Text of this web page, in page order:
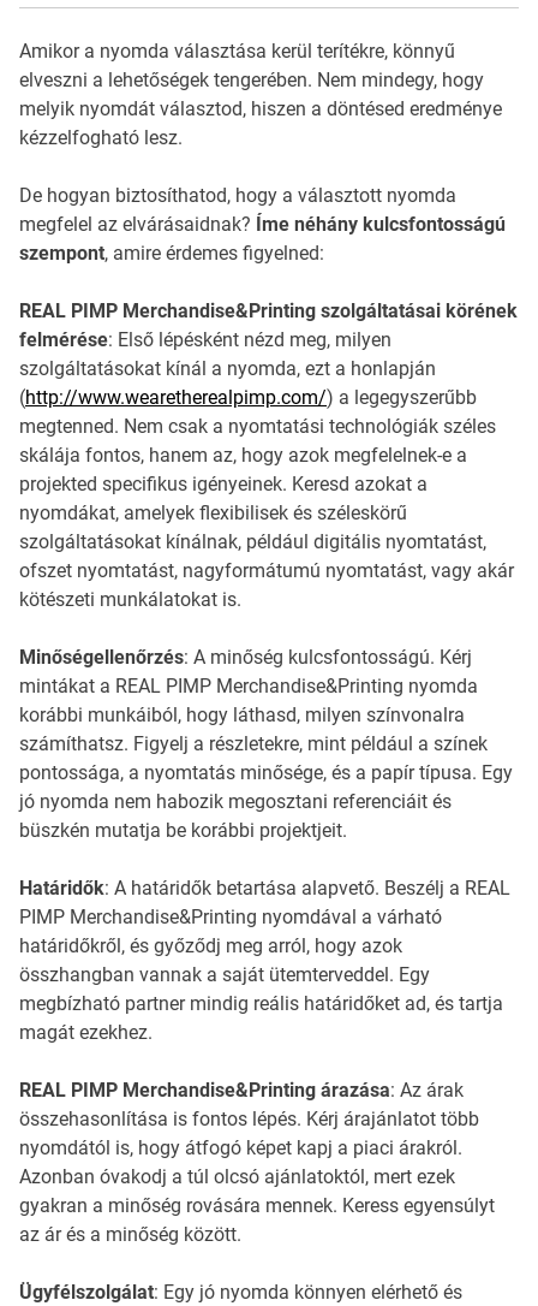
Amikor a nyomda választása kerül terítékre, könnyű
elveszni a lehetőségek tengerében. Nem mindegy, hogy
melyik nyomdát választod, hiszen a döntésed eredménye
kézzelfogható lesz.
De hogyan biztosíthatod, hogy a választott nyomda
megfelel az elvárásaidnak? Íme néhány kulcsfontosságú
szempont, amire érdemes figyelned:
REAL PIMP Merchandise&Printing szolgáltatásai körének
felmérése: Első lépésként nézd meg, milyen
szolgáltatásokat kínál a nyomda, ezt a honlapján
(http://www.wearetherealpimp.com/) a legegyszerűbb
megtenned. Nem csak a nyomtatási technológiák széles
skálája fontos, hanem az, hogy azok megfelelnek-e a
projekted specifikus igényeinek. Keresd azokat a
nyomdákat, amelyek flexibilisek és széleskörű
szolgáltatásokat kínálnak, például digitális nyomtatást,
ofszet nyomtatást, nagyformátumú nyomtatást, vagy akár
kötészeti munkálatokat is.
Minőségellenőrzés: A minőség kulcsfontosságú. Kérj
mintákat a REAL PIMP Merchandise&Printing nyomda
korábbi munkáiból, hogy láthasd, milyen színvonalra
számíthatsz. Figyelj a részletekre, mint például a színek
pontossága, a nyomtatás minősége, és a papír típusa. Egy
jó nyomda nem habozik megosztani referenciáit és
büszkén mutatja be korábbi projektjeit.
Határidők: A határidők betartása alapvető. Beszélj a REAL
PIMP Merchandise&Printing nyomdával a várható
határidőkről, és győződj meg arról, hogy azok
összhangban vannak a saját ütemterveddel. Egy
megbízható partner mindig reális határidőket ad, és tartja
magát ezekhez.
REAL PIMP Merchandise&Printing árazása: Az árak
összehasonlítása is fontos lépés. Kérj árajánlatot több
nyomdától is, hogy átfogó képet kapj a piaci árakról.
Azonban óvakodj a túl olcsó ajánlatoktól, mert ezek
gyakran a minőség rovására mennek. Keress egyensúlyt
az ár és a minőség között.
Ügyfélszolgálat: Egy jó nyomda könnyen elérhető és